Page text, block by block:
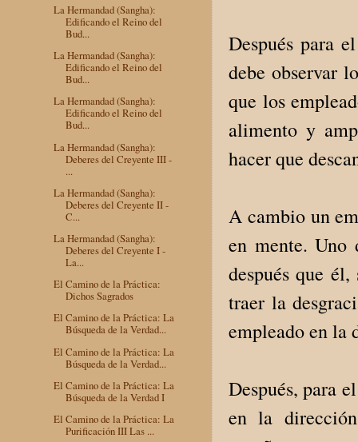
Después para
debe observar
que los
alimento y
hacer que
A cambio un
en mente. Uno
después que
traer la
empleado en la
Después, para
en la
La Hermandad (Sangha):
Edificando el Reino del
Bud...
La Hermandad (Sangha):
Edificando el Reino del
Bud...
La Hermandad (Sangha):
Edificando el Reino del
Bud...
La Hermandad (Sangha):
Deberes del Creyente III -
...
La Hermandad (Sangha):
Deberes del Creyente II -
C...
La Hermandad (Sangha):
Deberes del Creyente I -
La...
El Camino de la Práctica:
Dichos Sagrados
El Camino de la Práctica: La
Búsqueda de la Verdad...
El Camino de la Práctica: La
Búsqueda de la Verdad...
El Camino de la Práctica: La
Búsqueda de la Verdad I
El Camino de la Práctica: La
Purificación III Las ...